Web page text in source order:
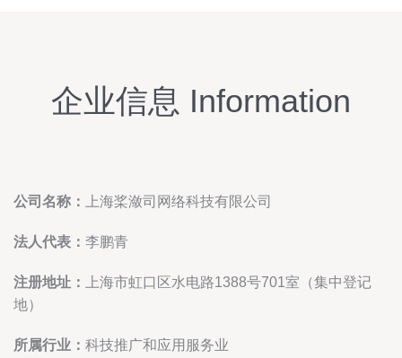
企业信息 Information
公司名称： 上海桨潋司网络科技有限公司
法人代表： 李鹏青
注册地址：
上海市虹口区水电路1388号701室（集中登记
地）
所属行业： 科技推广和应用服务业